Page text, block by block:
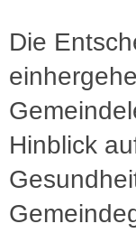
Die
Hinblick